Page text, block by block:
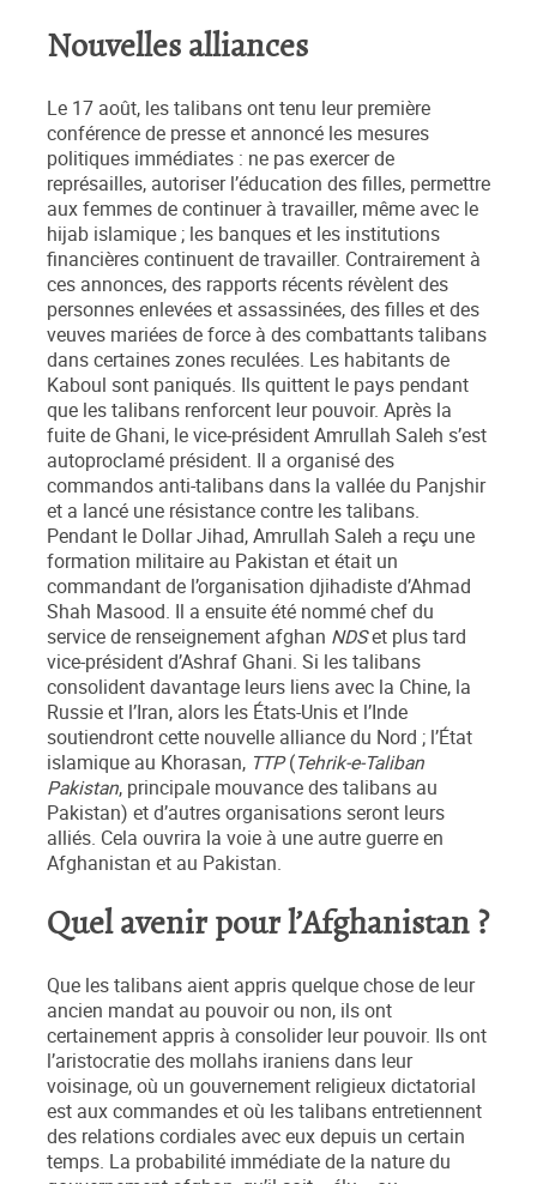
Nouvelles alliances
Le 17 août, les talibans ont tenu leur première
conférence de presse et annoncé les mesures
politiques immédiates : ne pas exercer de
représailles, autoriser l’éducation des filles, permettre
aux femmes de continuer à travailler, même avec le
hijab islamique ; les banques et les institutions
financières continuent de travailler. Contrairement à
ces annonces, des rapports récents révèlent des
personnes enlevées et assassinées, des filles et des
veuves mariées de force à des combattants talibans
dans certaines zones reculées. Les habitants de
Kaboul sont paniqués. Ils quittent le pays pendant
que les talibans renforcent leur pouvoir. Après la
fuite de Ghani, le vice-président Amrullah Saleh s’est
autoproclamé président. Il a organisé des
commandos anti-talibans dans la vallée du Panjshir
et a lancé une résistance contre les talibans.
Pendant le Dollar Jihad, Amrullah Saleh a reçu une
formation militaire au Pakistan et était un
commandant de l’organisation djihadiste d’Ahmad
Shah Masood. Il a ensuite été nommé chef du
service de renseignement afghan NDSet plus tard
vice-président d’Ashraf Ghani. Si les talibans
consolident davantage leurs liens avec la Chine, la
Russie et l’Iran, alors les États-Unis et l’Inde
soutiendront cette nouvelle alliance du Nord ; l’État
islamique au Khorasan, TTP(Tehrik-e-Taliban
Pakistan, principale mouvance des talibans au
Pakistan) et d’autres organisations seront leurs
alliés. Cela ouvrira la voie à une autre guerre en
Afghanistan et au Pakistan.
Quel avenir pour l’Afghanistan ?
Que les talibans aient appris quelque chose de leur
ancien mandat au pouvoir ou non, ils ont
certainement appris à consolider leur pouvoir. Ils ont
l’aristocratie des mollahs iraniens dans leur
voisinage, où un gouvernement religieux dictatorial
est aux commandes et où les talibans entretiennent
des relations cordiales avec eux depuis un certain
temps. La probabilité immédiate de la nature du